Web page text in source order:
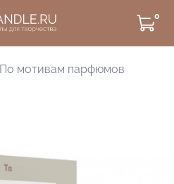
0
По мотивам парфюмов